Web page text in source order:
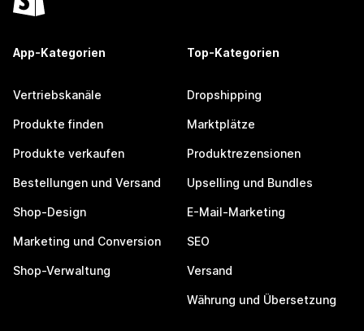
App-Kategorien
Vertriebskanäle
Produkte finden
Produkte verkaufen
Bestellungen und Versand
Shop-Design
Marketing und Conversion
Shop-Verwaltung
Top-Kategorien
Dropshipping
Marktplätze
Produktrezensionen
Upselling und Bundles
E-Mail-Marketing
SEO
Versand
Währung und Übersetzung